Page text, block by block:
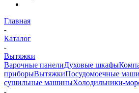
Главная
-
Каталог
-
Вытяжки
Варочные панелиДуховые шкафы
приборыВытяжкиПосудомоечные
сушильные машиныХолодильники-
-